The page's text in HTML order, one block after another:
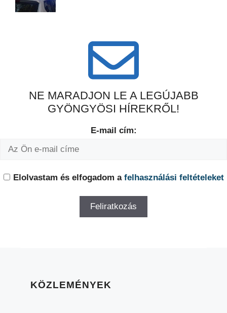
NE MARADJON LE A LEGÚJABB
GYÖNGYÖSI HÍREKRŐL!
E-mail cím:
Elolvastam és elfogadom a felhasználási feltételeket
KÖZLEMÉNYEK